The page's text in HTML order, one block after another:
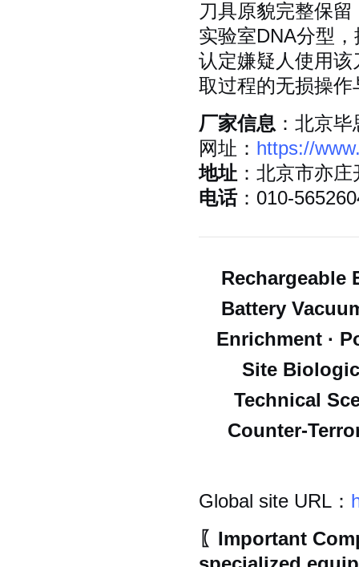
刀具原貌完整保
实验室DNA分型
认定嫌疑人使用
取过程的无损操
厂家信息 ：北京
网址： https://
地址 ：北京市亦
电话：010-
Battery
Enrichment ·
Site
Technical
Counter-
Global site URL：
〖Important